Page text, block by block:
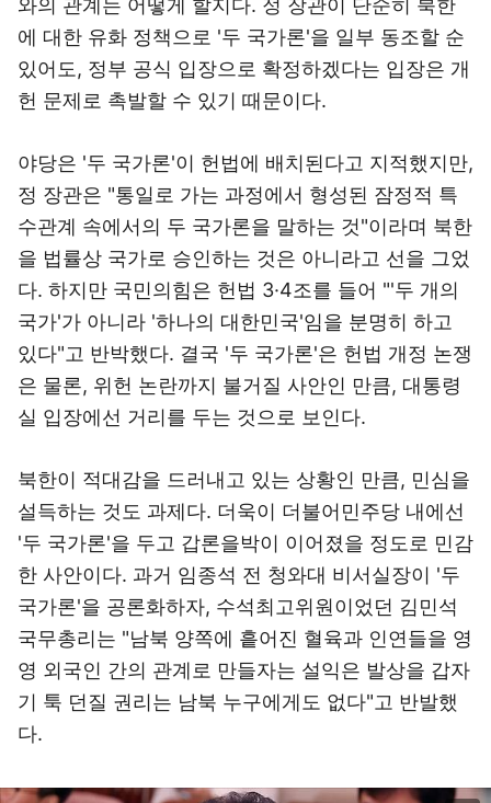
와의 관계는 어떻게 할지다. 정 장관이 단순히 북한
에 대한 유화 정책으로 '두 국가론'을 일부 동조할 순
있어도, 정부 공식 입장으로 확정하겠다는 입장은 개
헌 문제로 촉발할 수 있기 때문이다.
야당은 '두 국가론'이 헌법에 배치된다고 지적했지만,
정 장관은 "통일로 가는 과정에서 형성된 잠정적 특
수관계 속에서의 두 국가론을 말하는 것"이라며 북한
을 법률상 국가로 승인하는 것은 아니라고 선을 그었
다. 하지만 국민의힘은 헌법 3·4조를 들어 "'두 개의
국가'가 아니라 '하나의 대한민국'임을 분명히 하고
있다"고 반박했다. 결국 '두 국가론'은 헌법 개정 논쟁
은 물론, 위헌 논란까지 불거질 사안인 만큼, 대통령
실 입장에선 거리를 두는 것으로 보인다.
북한이 적대감을 드러내고 있는 상황인 만큼, 민심을
설득하는 것도 과제다. 더욱이 더불어민주당 내에선
'두 국가론'을 두고 갑론을박이 이어졌을 정도로 민감
한 사안이다. 과거 임종석 전 청와대 비서실장이 '두
국가론'을 공론화하자, 수석최고위원이었던 김민석
국무총리는 "남북 양쪽에 흩어진 혈육과 인연들을 영
영 외국인 간의 관계로 만들자는 설익은 발상을 갑자
기 툭 던질 권리는 남북 누구에게도 없다"고 반발했
다.